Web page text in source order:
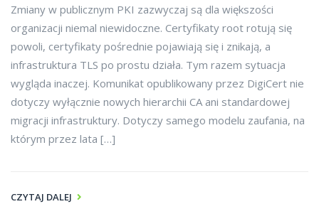
Zmiany w publicznym PKI zazwyczaj są dla większości
organizacji niemal niewidoczne. Certyfikaty root rotują się
powoli, certyfikaty pośrednie pojawiają się i znikają, a
infrastruktura TLS po prostu działa. Tym razem sytuacja
wygląda inaczej. Komunikat opublikowany przez DigiCert nie
dotyczy wyłącznie nowych hierarchii CA ani standardowej
migracji infrastruktury. Dotyczy samego modelu zaufania, na
którym przez lata […]
CZYTAJ DALEJ